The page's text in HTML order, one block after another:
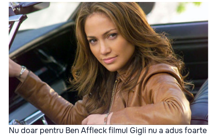
Nu doar pentru Ben Affleck filmul Gigli nu a adus foarte